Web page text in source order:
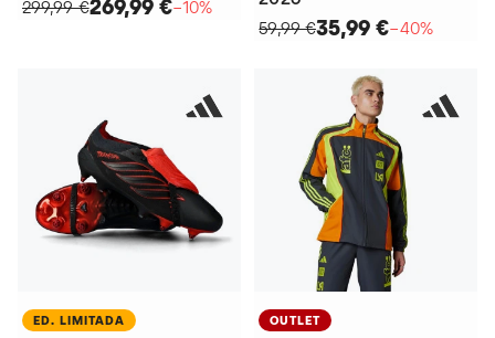
299,99 €269,99 €−10%
59,99 €35,99 €−40%
ED. LIMITADA OUTLET